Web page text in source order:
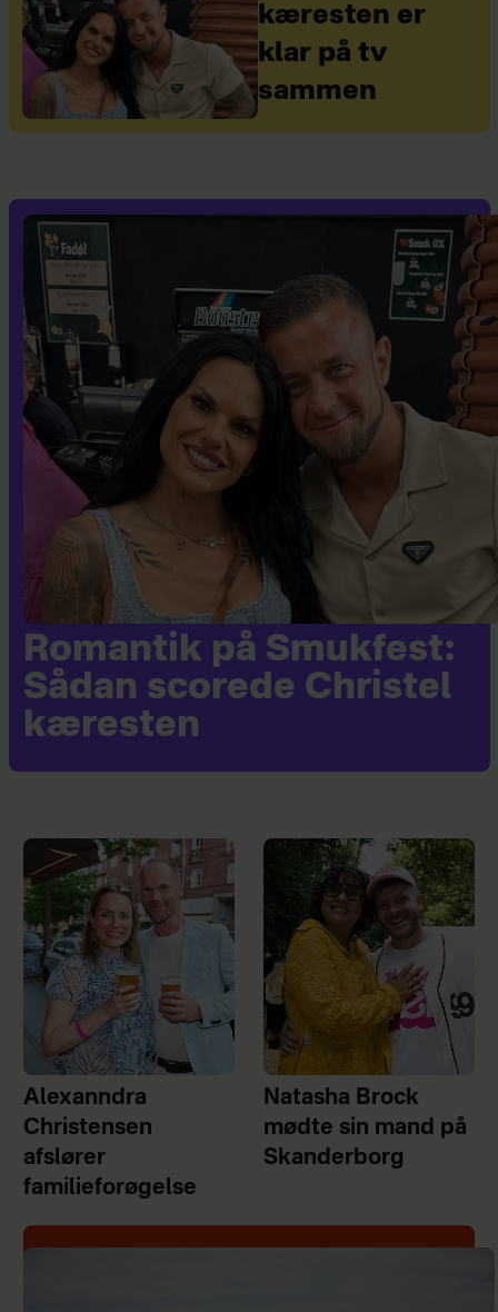
kæresten er
klar på tv
sammen
Romantik på Smukfest:
Sådan scorede Christel
kæresten
Alexanndra
Christensen
afslører
familieforøgelse
Natasha Brock
mødte sin mand på
Skanderborg